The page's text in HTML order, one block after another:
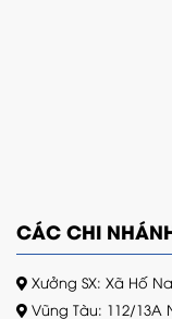
CÁC CHI
Xưởng SX: Xã Hố
Vũng Tàu: 112/13A